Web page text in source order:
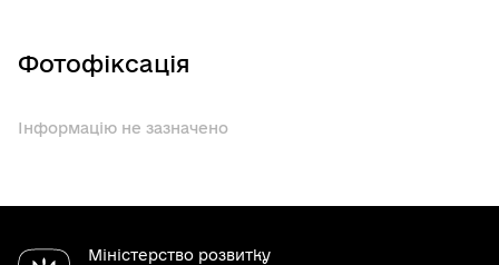
Фотофіксація
Інформацію не зазначено
Міністерство розвитку